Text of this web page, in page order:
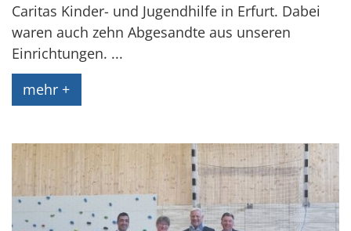
Caritas Kinder- und Jugendhilfe in Erfurt. Dabei
waren auch zehn Abgesandte aus unseren
Einrichtungen. ...
mehr +